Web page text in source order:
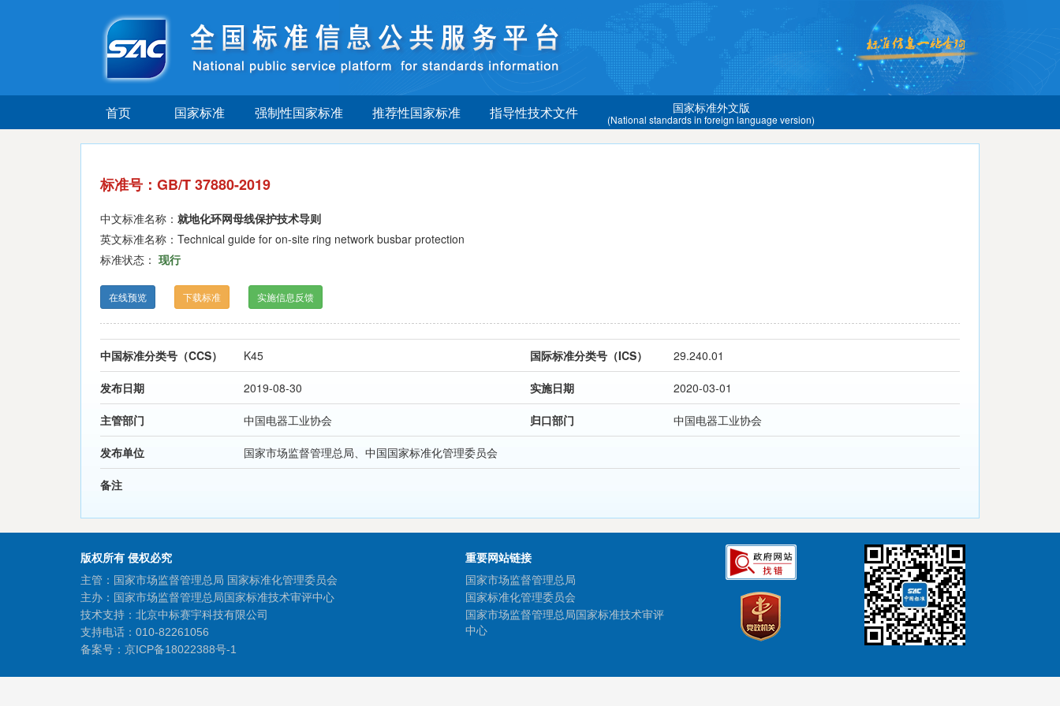
首页 国家标准 强制性国家标准 推荐性国家标准 指导性技术文件 国家标准外文版
(National standards in foreign language version)
标准号：GB/T 37880-2019
中文标准名称： 就地化环网母线保护技术导则
英文标准名称：Technical guide for on-site ring network busbar protection
标准状态： 现行
在线预览 下载标准 实施信息反馈
中国标准分类号（CCS） K45 国际标准分类号（ICS） 29.240.01
发布日期 2019-08-30 实施日期 2020-03-01
主管部门 中国电器工业协会 归口部门 中国电器工业协会
发布单位 国家市场监督管理总局、中国国家标准化管理委员会
备注
版权所有 侵权必究
主管：国家市场监督管理总局 国家标准化管理委员会
主办：国家市场监督管理总局国家标准技术审评中心
技术支持：北京中标赛宇科技有限公司
支持电话：010-82261056
备案号： 京ICP备18022388号-1
重要网站链接
国家市场监督管理总局
国家标准化管理委员会
国家市场监督管理总局国家标准技术审评
中心